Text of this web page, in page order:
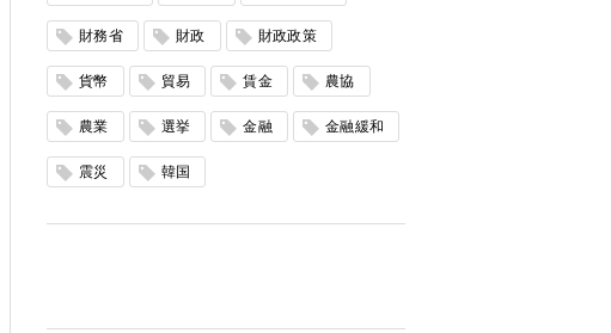
財務省 財政 財政政策
貨幣 貿易 賃金 農協
農業 選挙 金融 金融緩和
震災 韓国